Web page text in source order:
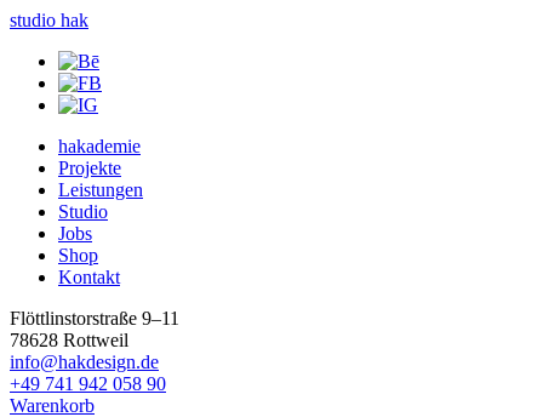
studio hak
hakademie
Projekte
Leistungen
Studio
Jobs
Shop
Kontakt
Flöttlinstorstraße 9–11
78628 Rottweil
info@hakdesign.de
+49 741 942 058 90
Warenkorb